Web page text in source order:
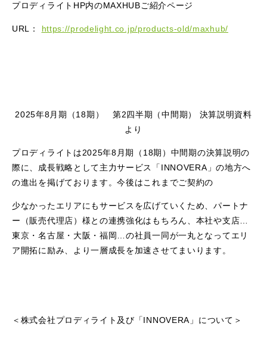
プロディライトHP内のMAXHUBご紹介ページ
URL： https://prodelight.co.jp/products-old/maxhub/
2025年8月期（18期） 第2四半期（中間期） 決算説明資料
より
プロディライトは2025年8月期（18期）中間期の決算説明の
際に、成長戦略として主力サービス「INNOVERA」の地方へ
の進出を掲げております。今後はこれまでご契約の
少なかったエリアにもサービスを広げていくため、パートナ
ー（販売代理店）様との連携強化はもちろん、本社や支店…
東京・名古屋・大阪・福岡…の社員一同が一丸となってエリ
ア開拓に励み、より一層成長を加速させてまいります。
＜株式会社プロディライト及び「INNOVERA」について＞